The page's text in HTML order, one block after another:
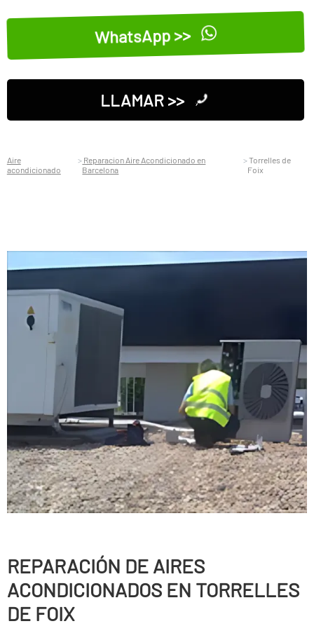
WhatsApp >>
LLAMAR >>
Aire
acondicionado
Reparacion Aire Acondicionado en
Barcelona
Torrelles de
Foix
REPARACIÓN DE AIRES
ACONDICIONADOS EN TORRELLES
DE FOIX